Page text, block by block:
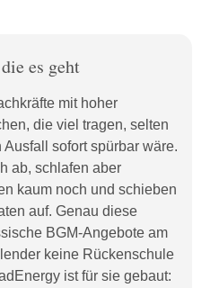
es geht
mit hoher
die viel tragen, selten
sofort spürbar wäre.
ab, schlafen aber
kaum noch und schieben
auf. Genau diese
BGM-Angebote am
keine Rückenschule
ist für sie gebaut: